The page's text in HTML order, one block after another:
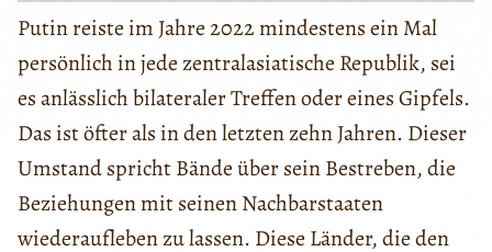
Putin reiste im Jahre 2022 mindestens ein Mal
persönlich in jede zentralasiatische Republik, sei
es anlässlich bilateraler Treffen oder eines Gipfels.
Das ist öfter als in den letzten zehn Jahren. Dieser
Umstand spricht Bände über sein Bestreben, die
Beziehungen mit seinen Nachbarstaaten
wiederaufleben zu lassen. Diese Länder, die den